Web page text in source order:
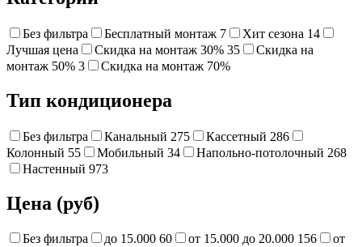
Без фильтра Бесплатный монтаж 7 Хит сезона 14
Лучшая цена
Cкидка на монтаж 30% 35
Скидка на
монтаж 50% 3 Cкидка на монтаж 70%
Тип кондиционера
Без фильтра Канальный 275 Кассетный 286
Колонный 55 Мобильный 34 Напольно-потолочный 268
Настенный 973
Цена (руб)
Без фильтра до 15.000 60 от 15.000 до 20.000 156
от